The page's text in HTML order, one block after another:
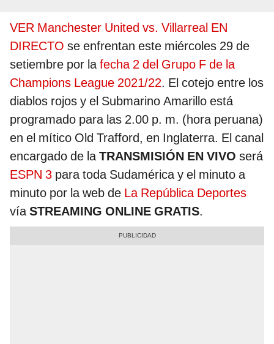
VER Manchester United vs. Villarreal EN
DIRECTO se enfrentan este miércoles 29 de
setiembre por lafecha 2 del Grupo F de la
Champions League 2021/22. El cotejo entre los
diablos rojos y el Submarino Amarillo está
programado para las 2.00 p. m. (hora peruana)
en el mítico Old Trafford, en Inglaterra. El canal
encargado de laTRANSMISIÓN EN VIVO será
ESPN 3 para toda Sudamérica y el minuto a
minuto por la web de La República Deportes
víaSTREAMING ONLINE GRATIS.